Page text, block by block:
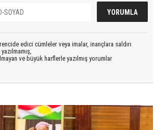
edici cümleler veya imalar, inançlara saldırı
ve büyük harflerle yazılmış yorumlar